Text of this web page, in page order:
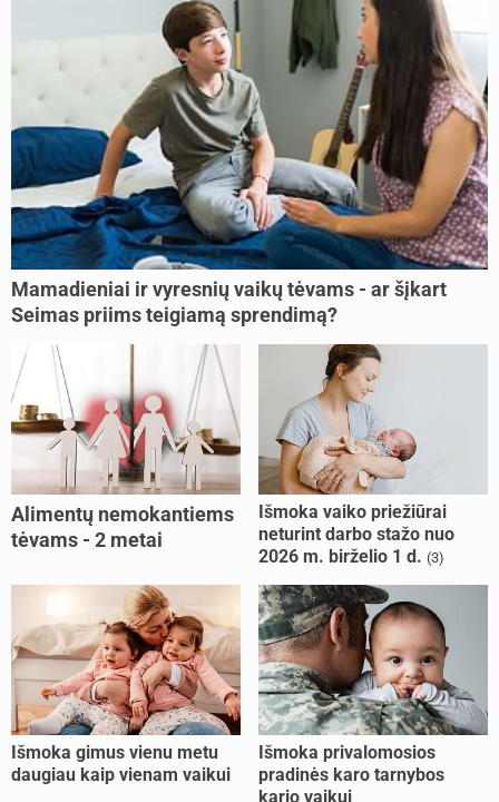
Mamadieniai ir vyresnių vaikų tėvams - ar šįkart
Seimas priims teigiamą sprendimą?
Alimentų nemokantiems
tėvams - 2 metai
Išmoka vaiko priežiūrai
neturint darbo stažo nuo
2026 m. birželio 1 d. (3)
Išmoka gimus vienu metu
daugiau kaip vienam vaikui
Išmoka privalomosios
pradinės karo tarnybos
kario vaikui